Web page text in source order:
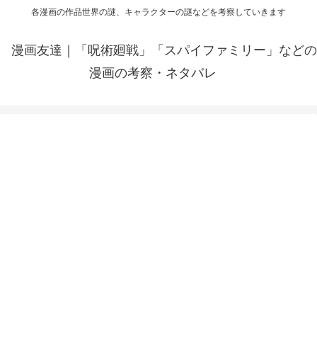
各漫画の作品世界の謎、キャラクターの謎などを考察していきます
漫画友達｜「呪術廻戦」「スパイファミリー」などの
漫画の考察・ネタバレ